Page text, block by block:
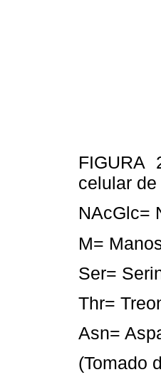
FIGURA
celular de
NAcGlc=
M=
Ser=
Thr=
Asn=
(Tomado